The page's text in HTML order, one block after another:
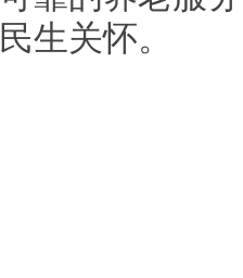
生关怀。